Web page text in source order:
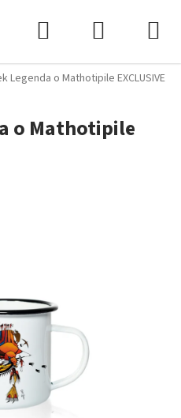
Legenda o Mathotipile EXCLUSIVE
o Mathotipile